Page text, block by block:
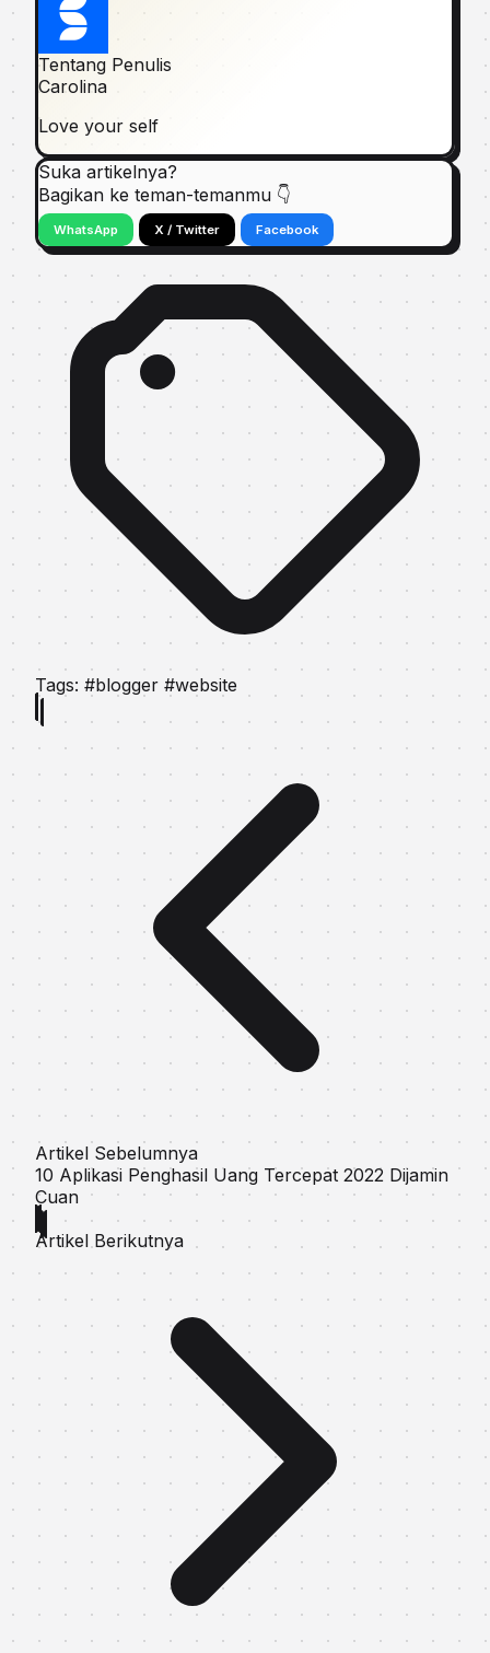
Tentang Penulis
Carolina
Love your self
Suka artikelnya?
Bagikan ke teman-temanmu 👇
WhatsApp X / Twitter Facebook
Tags: #blogger #website
Artikel Sebelumnya
10 Aplikasi Penghasil Uang Tercepat 2022 Dijamin
Cuan
Artikel Berikutnya